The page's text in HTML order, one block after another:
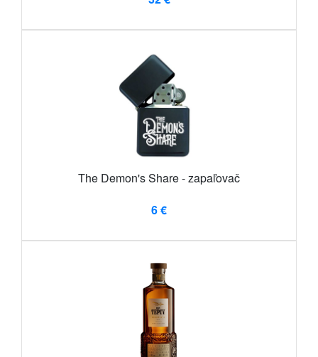
The Demon's Share - zapaľovač
6 €